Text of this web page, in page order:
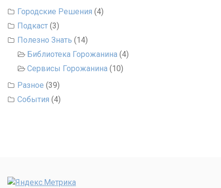
Городские Решения (4)
Подкаст (3)
Полезно Знать (14)
Библиотека Горожанина (4)
Сервисы Горожанина (10)
Разное (39)
События (4)